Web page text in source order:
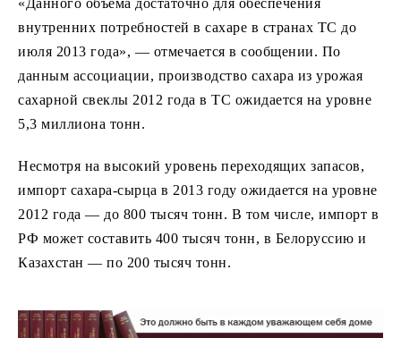
внутренних потребностей в сахаре в странах ТС до
июля 2013 года», — отмечается в сообщении. По
данным ассоциации, производство сахара из урожая
сахарной свеклы 2012 года в ТС ожидается на уровне
5,3 миллиона тонн.
Несмотря на высокий уровень переходящих запасов,
импорт сахара-сырца в 2013 году ожидается на уровне
2012 года — до 800 тысяч тонн. В том числе, импорт в
РФ может составить 400 тысяч тонн, в Белоруссию и
Казахстан — по 200 тысяч тонн.